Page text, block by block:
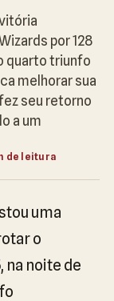
por 128
quarto triunfo
melhorar sua
seu retorno
a um
de leitura
uma
o
na noite de